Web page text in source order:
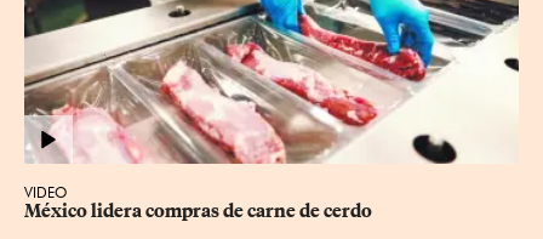
VIDEO
México lidera compras de carne de cerdo